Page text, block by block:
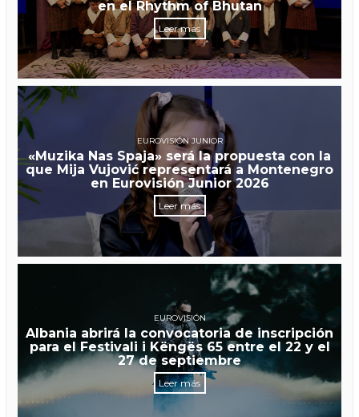
en el Rhythm of Bhutan
Leer más
EUROVISIÓN JUNIOR
«Muzika Nas Spaja» será la propuesta con la
que Mija Vujović representará a Montenegro
en Eurovisión Junior 2026
Leer más
EUROVISIÓN
Albania abrirá la convocatoria de inscripción
para el Festivali i Këngës 65 entre el 22 y el
27 de septiembre
Leer más